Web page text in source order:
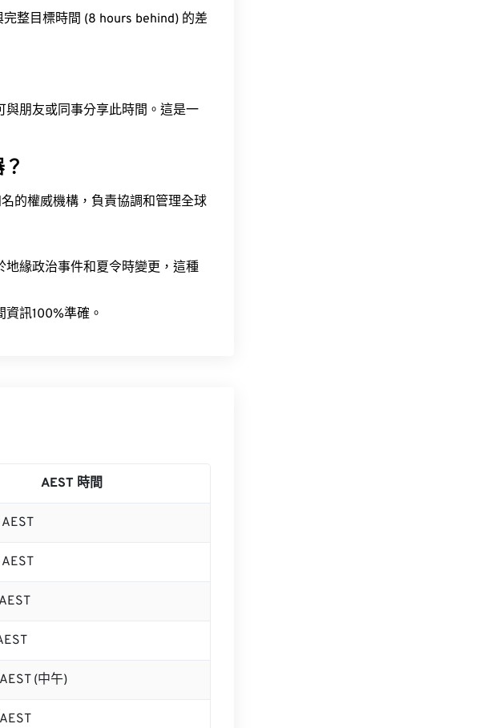
整目標時間 (8 hours behind) 的差
朋友或同事分享此時間。這是一
的權威機構，負責協調和管理全球
緣政治事件和夏令時變更，這種
訊100%準確。
AEST 時間
(中午)